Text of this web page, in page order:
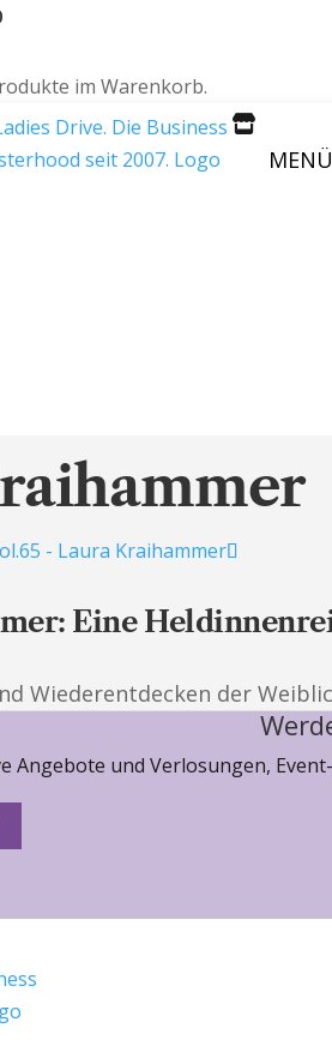
im Warenkorb.

MENÜ
Eine
Wiederentdecken der
Angebote und Verlosungen,